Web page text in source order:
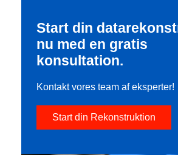
Start din
nu med en gratis
konsultation.
Kontakt vores team af eksperter!
Start din Rekonstruktion